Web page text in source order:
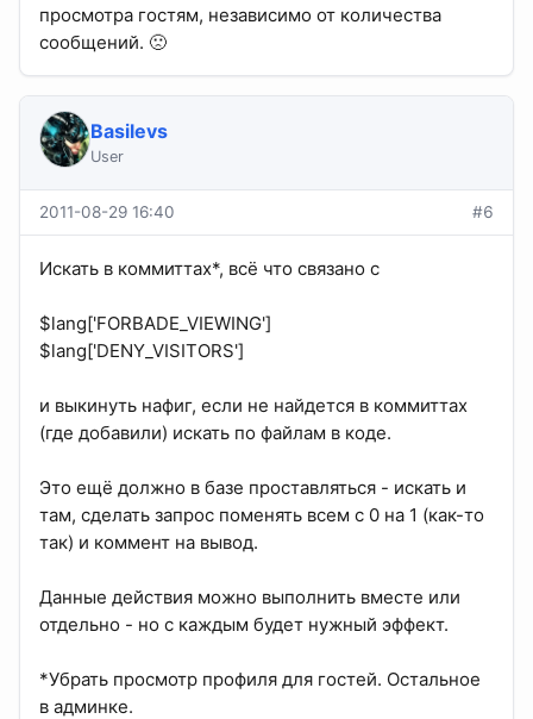
просмотра гостям, независимо от количества
сообщений. 🙁
Basilevs
User
2011-08-29 16:40 #6
Искать в коммиттах*, всё что связано с
$lang['FORBADE_VIEWING']
$lang['DENY_VISITORS']
и выкинуть нафиг, если не найдется в коммиттах
(где добавили) искать по файлам в коде.
Это ещё должно в базе проставляться - искать и
там, сделать запрос поменять всем с 0 на 1 (как-то
так) и коммент на вывод.
Данные действия можно выполнить вместе или
отдельно - но с каждым будет нужный эффект.
*Убрать просмотр профиля для гостей. Остальное
в админке.